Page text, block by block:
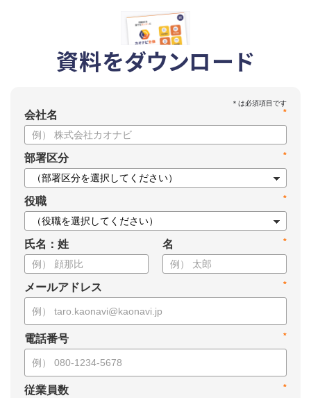
資料をダウンロード
*
会社名
*
部署区分
*
役職
氏名：姓 *
名
*
メールアドレス
*
電話番号
*
従業員数